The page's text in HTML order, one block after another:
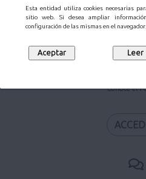
Esta entidad utiliza cookies necesarias
sitio web. Si desea ampliar
configuración de las mismas en el
Conoce el